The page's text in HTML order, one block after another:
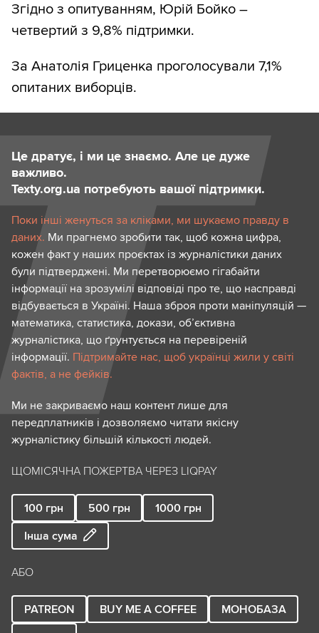
Згідно з опитуванням, Юрій Бойко –
четвертий з 9,8% підтримки.
За Анатолія Гриценка проголосували 7,1%
опитаних виборців.
Це дратує, і ми це знаємо. Але це дуже
важливо.
Texty.org.ua потребують вашої підтримки.
Поки інші женуться за кліками, ми шукаємо правду в
даних. Ми прагнемо зробити так, щоб кожна цифра,
кожен факт у наших проєктах із журналістики даних
були підтверджені. Ми перетворюємо гігабайти
інформації на зрозумілі відповіді про те, що насправді
відбувається в Україні. Наша зброя проти маніпуляцій —
математика, статистика, докази, об’єктивна
журналістика, що ґрунтується на перевіреній
інформації. Підтримайте нас, щоб українці жили у світі
фактів, а не фейків.
Ми не закриваємо наш контент лише для
передплатників і дозволяємо читати якісну
журналістику більшій кількості людей.
ЩОМІСЯЧНА ПОЖЕРТВА ЧЕРЕЗ LIQPAY
100 грн 500 грн 1000 грн
Інша сума
АБО
PATREON BUY ME A COFFEE
МОНОБАЗА